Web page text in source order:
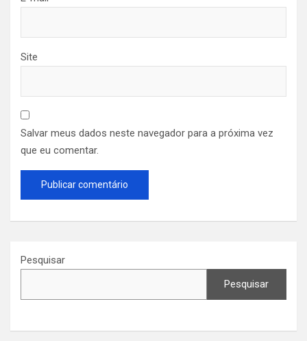
Site
Salvar meus dados neste navegador para a próxima vez
que eu comentar.
Pesquisar
Pesquisar